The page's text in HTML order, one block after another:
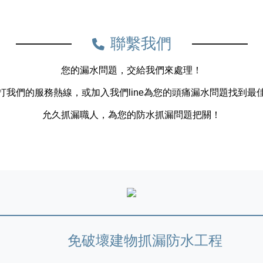
聯繫我們
您的漏水問題，交給我們來處理！
我們的服務熱線，或加入我們line為您的頭痛漏水問題找到最
允久抓漏職人，為您的防水抓漏問題把關！
免破壞建物抓漏防水工程